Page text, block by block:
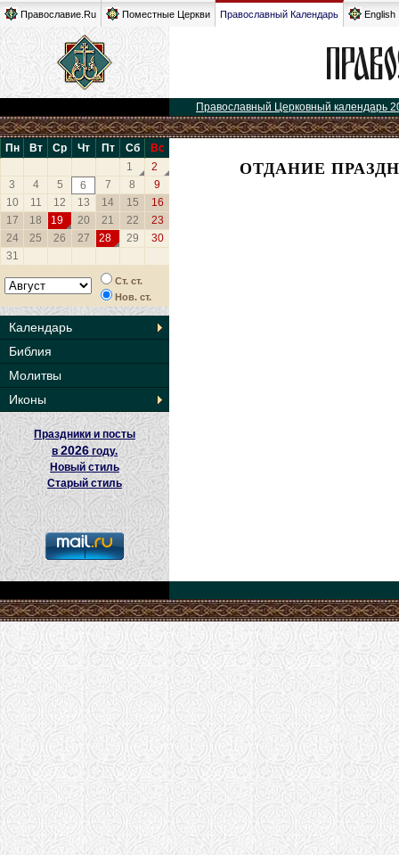
Православие.Ru Поместные Церкви Православный Календарь English
Православный Церковный календарь
Пн Вт Ср Чт Пт Сб
Вс
1
2
3
4 5 6 7 8
9
10
11 12 13 14 15
16
17
18 19 20 21 22
23
24
25 26 27 28 29
30
31
Ст. ст.
Нов. ст.
Календарь
Библия
Молитвы
Иконы
Праздники и посты
в2026 году.
Новый стиль
Старый стиль
ОТДАНИЕ